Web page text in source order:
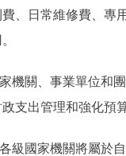
、日常維修費、專
機關、事業單位和
支出管理和強化預
級國家機關將屬於